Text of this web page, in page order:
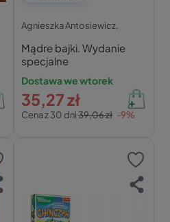
Agnieszka Antosiewicz,
Mądre bajki. Wydanie
specjalne
Dostawa we wtorek
Cena z 30 dni39,06 zł -9%
35,27 zł